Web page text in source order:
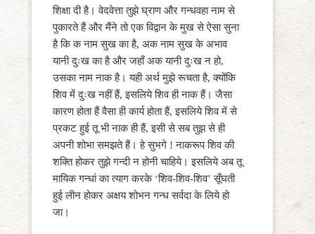
शिक्षा दी है। वेदवेत्ता तुझे घ्राण और गन्धवहा नाम से
पुकारते हैं और मैंने तो एक विद्वान के मुख से ऐसा सुना
है कि क नाम सुख का है, अक नाम सुख के अभाव
यानी दुःख का है और जहाँ अक यानी दुःख न हो,
उसका नाम नाक है। यही अर्थ मुझे रूचता है, क्योंकि
शिव में दुःख नहीं हैं, इसलिये शिव ही नाक हैं। जैसा
कारण होता हैं वैसा ही कार्य होता हैं, इसलिये शिव में से
प्रकट हुई तू भी नाक ही हैं, इसी से सब तुझ से ही
अपनी शोभा समझते हैं। हे सुभगे ! नाकरूप शिव की
शक्ति होकर तुझे गन्दी न होनी चाहिये। इसलिये अब तू
मायिक गन्धां का त्याग करके ‘शिव-शिव-शिव’ सूँघती
हुई लीन होकर अक्षय शोभन गन्ध सर्वदा के लिये हो
जा।